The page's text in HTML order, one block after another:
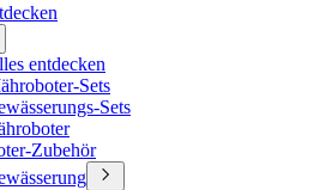
entdecken
Sets
Sets
Zubehör